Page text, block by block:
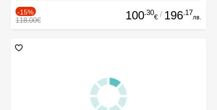
-15%
118.00€ 100.30
€ / 196.17
лв.